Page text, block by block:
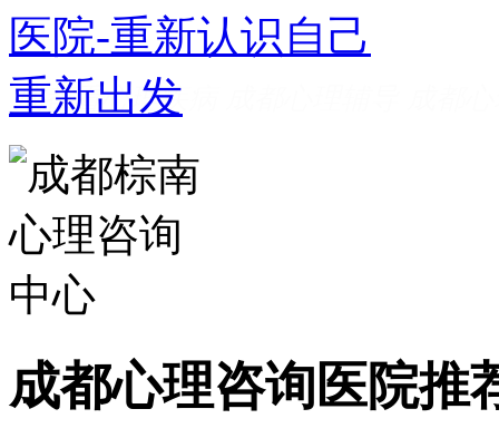
成都看心理疾病
家好 成都心理咨询推荐
费
成都心理医院哪里好
成都心理咨询医院推